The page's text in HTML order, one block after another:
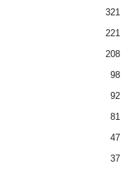
321
221
208
98
92
81
47
37